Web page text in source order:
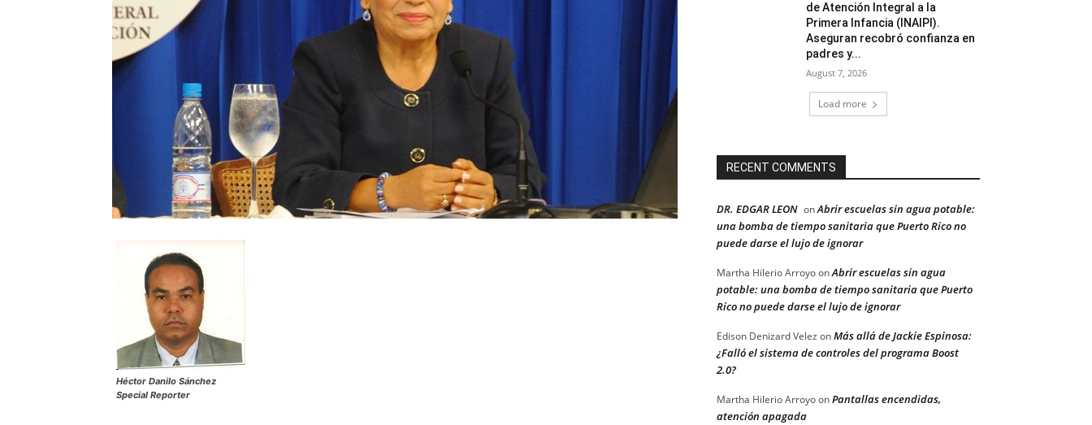
Héctor Danilo Sánchez
Special Reporter
de Atención Integral a la
Primera Infancia (INAIPI).
Aseguran recobró confianza en
padres y...
August 7, 2026
Load more
RECENT COMMENTS
DR. EDGAR LEON onAbrir escuelas sin agua potable:
una bomba de tiempo sanitaria que Puerto Rico no
puede darse el lujo de ignorar
Martha Hilerio ArroyoonAbrir escuelas sin agua
potable: una bomba de tiempo sanitaria que Puerto
Rico no puede darse el lujo de ignorar
Edison Denizard Velez onMás allá de Jackie Espinosa:
¿Falló el sistema de controles del programa Boost
2.0?
Martha Hilerio ArroyoonPantallas encendidas,
atención apagada